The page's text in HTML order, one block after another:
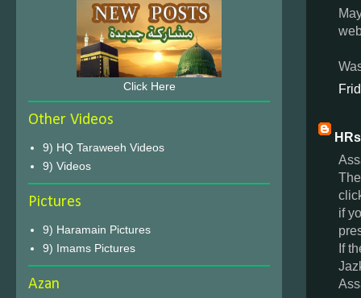
if
If
Click Here
Other Videos
9) HQ Taraweeh Videos
9) Videos
Pictures
9) Haramain Pictures
9) Imams Pictures
Azan